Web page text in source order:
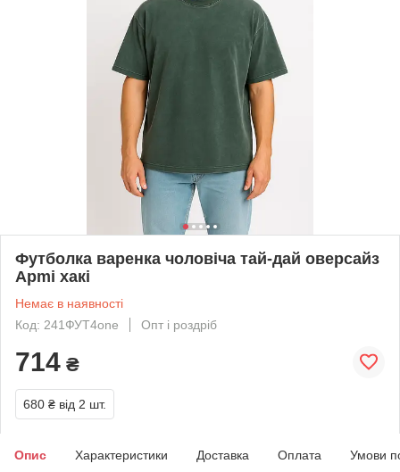
Футболка варенка чоловіча тай-дай оверсайз
Apmi хакі
Немає в наявності
Код: 241ФУТ4one
Опт і роздріб
714 ₴
680 ₴ від 2 шт.
Опис Характеристики Доставка Оплата Умови